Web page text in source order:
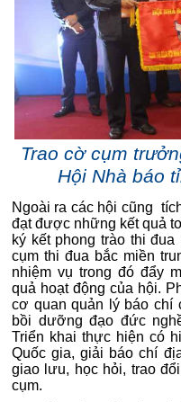
Trao cờ cụm
Hội Nhà báo
Ngoài ra các hội cũng
đạt được những kết quả
ký kết phong trào thi
cụm thi đua bắc miền
nhiệm vụ trong đó đẩy
quả hoạt động của hội.
cơ quan quản lý báo chí
bồi dưỡng đạo đức
Triển khai thực hiện có
Quốc gia, giải báo chí
giao lưu, học hỏi, trao
cụm.